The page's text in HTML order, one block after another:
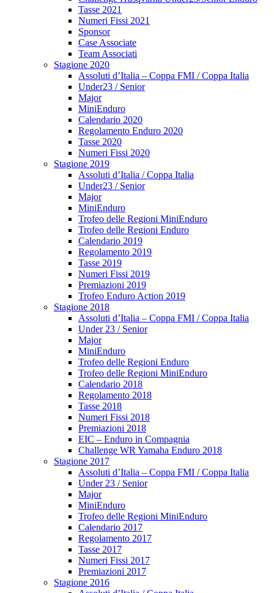
Tasse 2021
Numeri Fissi 2021
Sponsor
Case Associate
Team Associati
Stagione 2020
Assoluti d’Italia – Coppa FMI / Coppa Italia
Under23 / Senior
Major
MiniEnduro
Calendario 2020
Regolamento Enduro 2020
Tasse 2020
Numeri Fissi 2020
Stagione 2019
Assoluti d’Italia / Coppa Italia
Under23 / Senior
Major
MiniEnduro
Trofeo delle Regioni MiniEnduro
Trofeo delle Regioni Enduro
Calendario 2019
Regolamento 2019
Tasse 2019
Numeri Fissi 2019
Premiazioni 2019
Trofeo Enduro Action 2019
Stagione 2018
Assoluti d’Italia – Coppa FMI / Coppa Italia
Under 23 / Senior
Major
MiniEnduro
Trofeo delle Regioni Enduro
Trofeo delle Regioni MiniEnduro
Calendario 2018
Regolamento 2018
Tasse 2018
Numeri Fissi 2018
Premiazioni 2018
EIC – Enduro in Compagnia
Challenge WR Yamaha Enduro 2018
Stagione 2017
Assoluti d’Italia – Coppa FMI / Coppa Italia
Under 23 / Senior
Major
MiniEnduro
Trofeo delle Regioni MiniEnduro
Calendario 2017
Regolamento 2017
Tasse 2017
Numeri Fissi 2017
Premiazioni 2017
Stagione 2016